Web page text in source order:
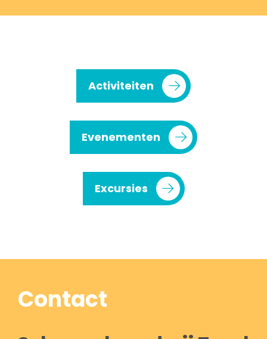
Activiteiten
Evenementen
Excursies
Contact